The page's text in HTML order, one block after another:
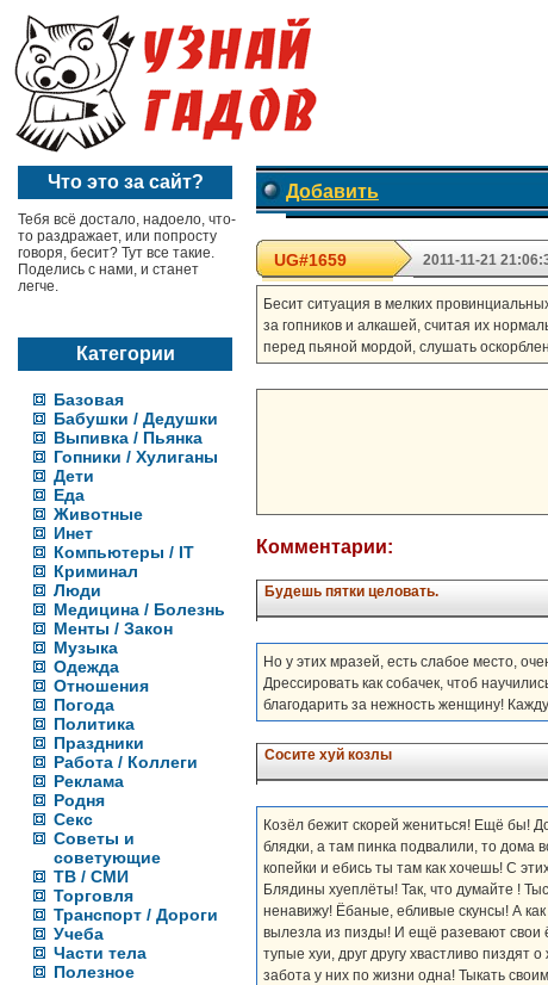
Что это за сайт?
Тебя всё достало, надоело, что-
то раздражает, или попросту
говоря, бесит? Тут все такие.
Поделись с нами, и станет
легче.
Категории
Базовая
Бабушки / Дедушки
Выпивка / Пьянка
Гопники / Хулиганы
Дети
Еда
Животные
Инет
Компьютеры / IT
Криминал
Люди
Медицина / Болезнь
Менты / Закон
Музыка
Одежда
Отношения
Погода
Политика
Праздники
Работа / Коллеги
Реклама
Родня
Секс
Советы и
советующие
ТВ / СМИ
Торговля
Транспорт / Дороги
Учеба
Части тела
Полезное
Добавить
UG#1659 2011-11-21
Бесит ситуация в мелких
за гопников и алкашей, считая их
перед пьяной мордой, слушать
Комментарии:
Будешь пятки целовать.
Но у этих мразей, есть слабое место,
Дрессировать как собачек, чтоб
благодарить за нежность женщину!
Сосите хуй козлы
Козёл бежит скорей жениться! Ещё бы!
блядки, а там пинка подвалили, то дома
копейки и ебись ты там как хочешь! С
Блядины хуеплёты! Так, что думайте !
ненавижу! Ёбаные, ебливые скунсы! А
вылезла из пизды! И ещё разевают свои
тупые хуи, друг другу хвастливо
забота у них по жизни одна! Тыкать